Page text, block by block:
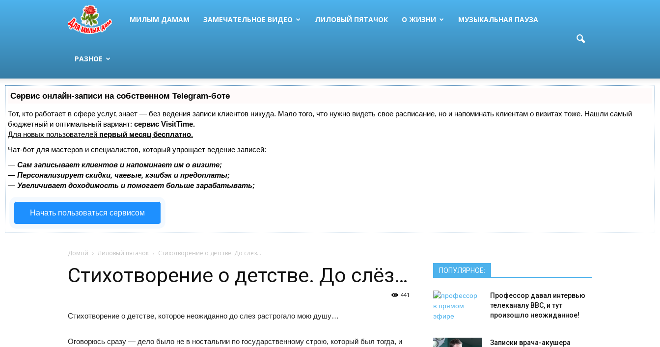
МИЛЫМ ДАМАМ ЗАМЕЧАТЕЛЬНОЕ ВИДЕО ЛИЛОВЫЙ ПЯТАЧОК О ЖИЗНИ МУЗЫКАЛЬНАЯ ПАУЗА
РАЗНОЕ
Сервис онлайн-записи на собственном Telegram-боте
Тот, кто работает в сфере услуг, знает — без ведения записи клиентов никуда. Мало того, что нужно видеть свое расписание, но и напоминать клиентам о визитах тоже. Нашли самый
бюджетный и оптимальный вариант: сервис VisitTime.
Для новых пользователей первый месяц бесплатно.
Чат-бот для мастеров и специалистов, который упрощает ведение записей:
— Сам записывает клиентов и напоминает им о визите;
— Персонализирует скидки, чаевые, кэшбэк и предоплаты;
— Увеличивает доходимость и помогает больше зарабатывать;
Начать пользоваться сервисом
Домой Лиловый пятачок Стихотворение о детстве. До слёз…
Стихотворение о детстве. До слёз…
441
Стихотворение о детстве, которое неожиданно до слез растрогало мою душу…
Оговорюсь сразу — дело было не в ностальгии по государственному строю, который был тогда, и
ПОПУЛЯРНОЕ:
Профессор давал интервью
телеканалу ВВС, и тут
произошло неожиданное!
Записки врача-акушера